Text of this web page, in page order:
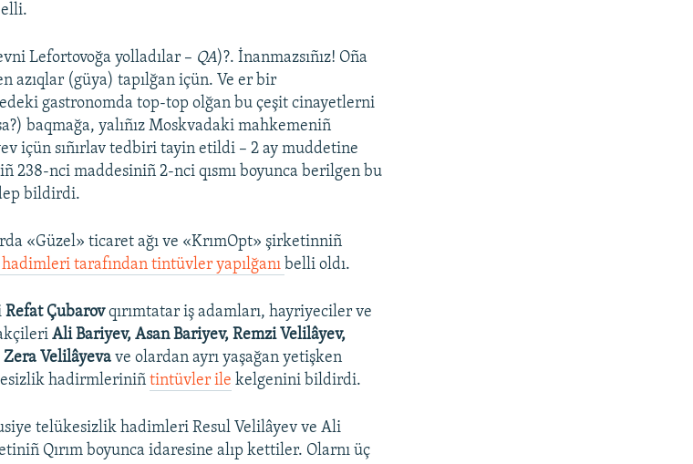
Lefortovoğa yolladılar – QA)?. İnanmazsıñız! Oña
azıqlar (güya) tapılğan içün. Ve er bir
gastronomda top-top olğan bu çeşit cinayetlerni
baqmağa, yalıñız Moskvadaki mahkemeniñ
içün sıñırlav tedbiri tayin etildi – 2 ay muddetine
238-nci maddesiniñ 2-nci qısmı boyunca berilgen bu
bildirdi.
«Güzel» ticaret ağı ve «KrımOpt» şirketinniñ
tarafından tintüvler yapılğanı belli oldı.
Refat Çubarovqırımtatar iş adamları, hayriyeciler ve
Ali Bariyev, Asan Bariyev, Remzi Velilâyev,
Zera Velilâyeva ve olardan ayrı yaşağan yetişken
hadirmleriniñtintüvler ile kelgenini bildirdi.
telükesizlik hadimleri Resul Velilâyev ve Ali
Qırım boyunca idaresine alıp kettiler. Olarnı üç